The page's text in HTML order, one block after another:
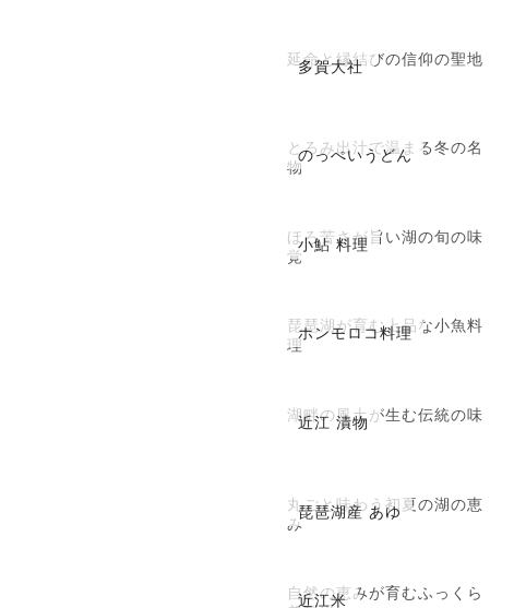
多賀大社
延命と縁結びの信仰の聖地
のっぺいうどん
とろみ出汁で温まる冬の名
物
小鮎 料理
ほろ苦さが旨い湖の旬の味
覚
ホンモロコ料理
琵琶湖が育む上品な小魚料
理
近江 漬物
湖畔の風土が生む伝統の味
琵琶湖産 あゆ
丸ごと味わう初夏の湖の恵
み
近江米
自然の恵みが育むふっくら